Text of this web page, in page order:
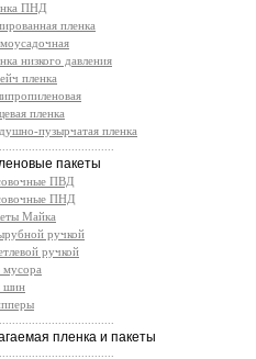
ПНД
пленка
низкого давления
пленка
пленка
пузырчатая пленка
пакеты
ПВД
ПНД
Майка
ручкой
ручкой
мусора
шин
пленка и пакеты